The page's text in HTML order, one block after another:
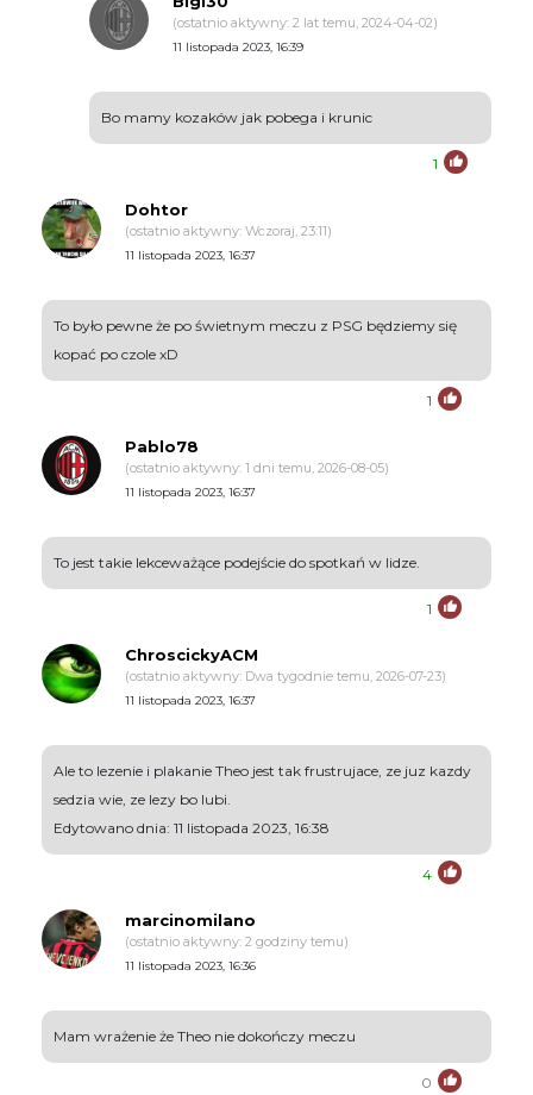
(ostatnio aktywny: 2 lat temu, 2024-04-02)
11 listopada 2023, 16:39
Bo mamy kozaków jak pobega i krunic
1
Dohtor
(ostatnio aktywny: Wczoraj, 23:11)
11 listopada 2023, 16:37
To było pewne że po świetnym meczu z PSG będziemy się
kopać po czole xD
1
Pablo78
(ostatnio aktywny: 1 dni temu, 2026-08-05)
11 listopada 2023, 16:37
To jest takie lekceważące podejście do spotkań w lidze.
1
ChroscickyACM
(ostatnio aktywny: Dwa tygodnie temu, 2026-07-23)
11 listopada 2023, 16:37
Ale to lezenie i plakanie Theo jest tak frustrujace, ze juz kazdy
sedzia wie, ze lezy bo lubi.
Edytowano dnia: 11 listopada 2023, 16:38
4
marcinomilano
(ostatnio aktywny: 2 godziny temu)
11 listopada 2023, 16:36
Mam wrażenie że Theo nie dokończy meczu
0